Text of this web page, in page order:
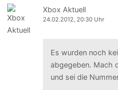
Xbox Aktuell
24.02.2012, 20:30 Uhr
Es wurden noch
abgegeben. Mach
und sei die